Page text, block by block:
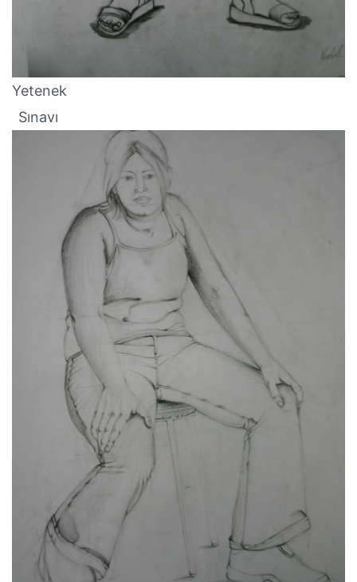
Yetenek
Sınavı